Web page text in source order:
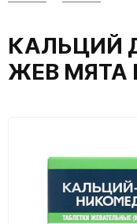
КАЛЬЦИЙ
ЖЕВ МЯТА